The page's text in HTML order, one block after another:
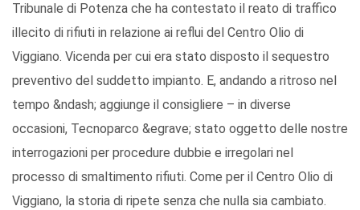
Tribunale di Potenza che ha contestato il reato di traffico
illecito di rifiuti in relazione ai reflui del Centro Olio di
Viggiano. Vicenda per cui era stato disposto il sequestro
preventivo del suddetto impianto. E, andando a ritroso nel
tempo &ndash; aggiunge il consigliere – in diverse
occasioni, Tecnoparco &egrave; stato oggetto delle nostre
interrogazioni per procedure dubbie e irregolari nel
processo di smaltimento rifiuti. Come per il Centro Olio di
Viggiano, la storia di ripete senza che nulla sia cambiato.